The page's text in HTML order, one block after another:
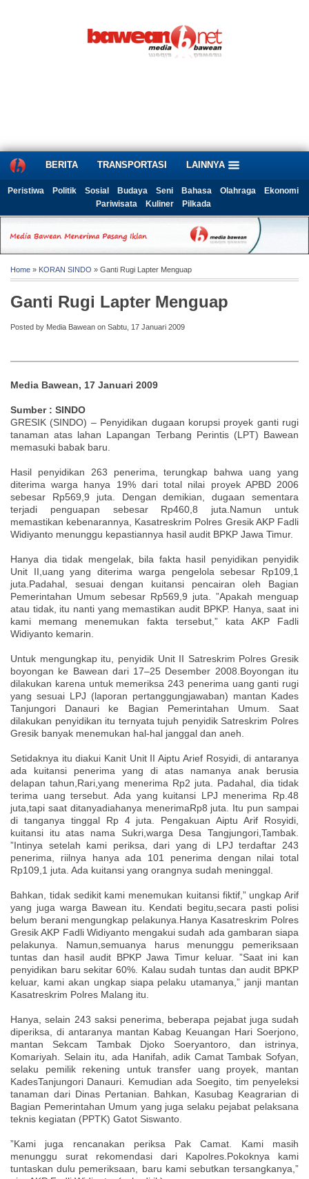
BERITA TRANSPORTASI LAINNYA
Peristiwa Politik Sosial Budaya Seni Bahasa Olahraga
Ekonomi
Pariwisata
Kuliner Pilkada
Home » KORAN SINDO » Ganti Rugi Lapter Menguap
Ganti Rugi Lapter Menguap
Posted by Media Bawean on Sabtu, 17 Januari 2009
Media Bawean, 17 Januari 2009
Sumber : SINDO
GRESIK (SINDO) – Penyidikan dugaan korupsi proyek ganti rugi
tanaman atas lahan Lapangan Terbang Perintis (LPT) Bawean
memasuki babak baru.
Hasil penyidikan 263 penerima, terungkap bahwa uang yang
diterima warga hanya 19% dari total nilai proyek APBD 2006
sebesar Rp569,9 juta. Dengan demikian, dugaan sementara
terjadi penguapan sebesar Rp460,8 juta.Namun untuk
memastikan kebenarannya, Kasatreskrim Polres Gresik AKP Fadli
Widiyanto menunggu kepastiannya hasil audit BPKP Jawa Timur.
Hanya dia tidak mengelak, bila fakta hasil penyidikan penyidik
Unit II,uang yang diterima warga pengelola sebesar Rp109,1
juta.Padahal, sesuai dengan kuitansi pencairan oleh Bagian
Pemerintahan Umum sebesar Rp569,9 juta. ”Apakah menguap
atau tidak, itu nanti yang memastikan audit BPKP. Hanya, saat ini
kami memang menemukan fakta tersebut,” kata AKP Fadli
Widiyanto kemarin.
Untuk mengungkap itu, penyidik Unit II Satreskrim Polres Gresik
boyongan ke Bawean dari 17–25 Desember 2008.Boyongan itu
dilakukan karena untuk memeriksa 243 penerima uang ganti rugi
yang sesuai LPJ (laporan pertanggungjawaban) mantan Kades
Tanjungori Danauri ke Bagian Pemerintahan Umum. Saat
dilakukan penyidikan itu ternyata tujuh penyidik Satreskrim Polres
Gresik banyak menemukan hal-hal janggal dan aneh.
Setidaknya itu diakui Kanit Unit II Aiptu Arief Rosyidi, di antaranya
ada kuitansi penerima yang di atas namanya anak berusia
delapan tahun,Rari,yang menerima Rp2 juta. Padahal, dia tidak
terima uang tersebut. Ada yang kuitansi LPJ menerima Rp.48
juta,tapi saat ditanyadiahanya menerimaRp8 juta. Itu pun sampai
di tanganya tinggal Rp 4 juta. Pengakuan Aiptu Arif Rosyidi,
kuitansi itu atas nama Sukri,warga Desa Tangjungori,Tambak.
”Intinya setelah kami periksa, dari yang di LPJ terdaftar 243
penerima, riilnya hanya ada 101 penerima dengan nilai total
Rp109,1 juta. Ada kuitansi yang orangnya sudah meninggal.
Bahkan, tidak sedikit kami menemukan kuitansi fiktif,” ungkap Arif
yang juga warga Bawean itu. Kendati begitu,secara pasti polisi
belum berani mengungkap pelakunya.Hanya Kasatreskrim Polres
Gresik AKP Fadli Widiyanto mengakui sudah ada gambaran siapa
pelakunya. Namun,semuanya harus menunggu pemeriksaan
tuntas dan hasil audit BPKP Jawa Timur keluar. ”Saat ini kan
penyidikan baru sekitar 60%. Kalau sudah tuntas dan audit BPKP
keluar, kami akan ungkap siapa pelaku utamanya,” janji mantan
Kasatreskrim Polres Malang itu.
Hanya, selain 243 saksi penerima, beberapa pejabat juga sudah
diperiksa, di antaranya mantan Kabag Keuangan Hari Soerjono,
mantan Sekcam Tambak Djoko Soeryantoro, dan istrinya,
Komariyah. Selain itu, ada Hanifah, adik Camat Tambak Sofyan,
selaku pemilik rekening untuk transfer uang proyek, mantan
KadesTanjungori Danauri. Kemudian ada Soegito, tim penyeleksi
tanaman dari Dinas Pertanian. Bahkan, Kasubag Keagrarian di
Bagian Pemerintahan Umum yang juga selaku pejabat pelaksana
teknis kegiatan (PPTK) Gatot Siswanto.
”Kami juga rencanakan periksa Pak Camat. Kami masih
menunggu surat rekomendasi dari Kapolres.Pokoknya kami
tuntaskan dulu pemeriksaan, baru kami sebutkan tersangkanya,”